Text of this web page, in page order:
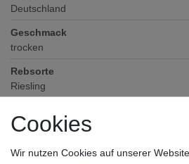
Deutschland
Geschmack
trocken
Rebsorte
Riesling
12
% vol
Verschluss
Cookies
Wir nutzen Cookies auf unserer